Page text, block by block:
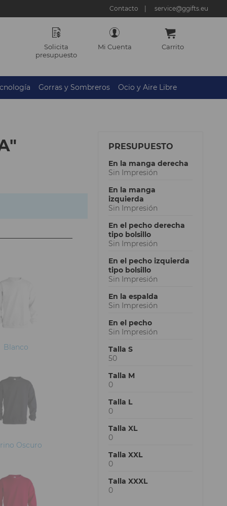
Contacto service@ggifts.eu
Solicita
presupuesto
Mi Cuenta Carrito
Gorras y Sombreros Ocio y Aire Libre
Blanco
Oscuro
PRESUPUESTO
En la manga derecha
Sin Impresión
En la manga
izquierda
Sin Impresión
En el pecho derecha
tipo bolsillo
Sin Impresión
En el pecho izquierda
tipo bolsillo
Sin Impresión
En la espalda
Sin Impresión
En el pecho
Sin Impresión
Talla S
50
Talla M
0
Talla L
0
Talla XL
0
Talla XXL
0
Talla XXXL
0